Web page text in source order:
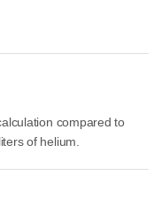
compared to
of helium.